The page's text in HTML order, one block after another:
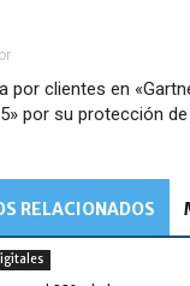
por clientes en
por su protección
RELACIONADOS